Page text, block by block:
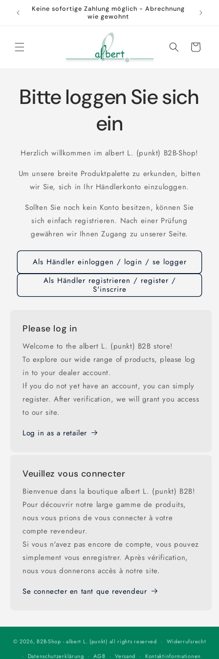
zum
(DE)
Keine sofortige Zahlung möglich - Abrechnung
wie gewohnt
Warenkorb
Bitte loggen Sie sich
ein
Herzlich willkommen im albert L. (punkt) B2B-Shop!
Um unsere breite Produktpalette zu erkunden, bitten
wir Sie, sich in Ihr Händlerkonto einzuloggen.
Sollten Sie noch kein Konto besitzen, können Sie
sich einfach registrieren. Nach einer Prüfung
gewähren wir Ihnen Zugang zu unserer Seite.
Als Händler einloggen / login / se logger
Als Händler registrieren / register /
S'inscrire
Please log in
Welcome to the albert L. (punkt) B2B store!
To explore our wide range of products, please log
in to your dealer account.
If you do not yet have an account, you can simply
register. After verification, we will grant you access
to our site.
Log in as a retailer
Veuillez vous connecter
Bienvenue dans la boutique albert L. (punkt) B2B!
Pour découvrir notre large gamme de produits,
nous vous prions de vous connecter à votre
compte revendeur.
Si vous n'avez pas encore de compte, vous pouvez
simplement vous enregistrer. Après vérification,
nous vous donnerons accès à notre site.
Se connecter en tant que revendeur
© 2026, B2B-Shop - albert L. (punkt) all rights reserved
Widerrufsrecht
Datenschutzerklärung
AGB Versand Kontaktinformationen